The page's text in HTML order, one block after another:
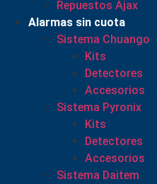
Repuestos Ajax
Alarmas sin cuota
Sistema Chuango
Kits
Detectores
Accesorios
Sistema Pyronix
Kits
Detectores
Accesorios
Sistema Daitem